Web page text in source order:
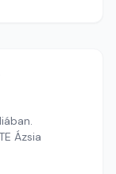
Ázsia